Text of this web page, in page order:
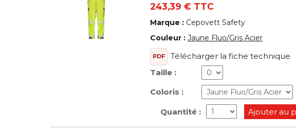
243,39 € TTC
Marque : Cepovett Safety
Couleur : Jaune Fluo/Gris Acier
PDF
Télécharger la fiche technique
Taille :
Coloris :
Quantité : Ajouter au